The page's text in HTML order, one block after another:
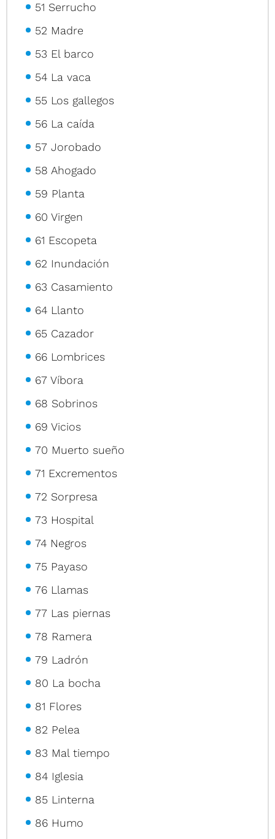
51 Serrucho
52 Madre
53 El barco
54 La vaca
55 Los gallegos
56 La caída
57 Jorobado
58 Ahogado
59 Planta
60 Virgen
61 Escopeta
62 Inundación
63 Casamiento
64 Llanto
65 Cazador
66 Lombrices
67 Víbora
68 Sobrinos
69 Vicios
70 Muerto sueño
71 Excrementos
72 Sorpresa
73 Hospital
74 Negros
75 Payaso
76 Llamas
77 Las piernas
78 Ramera
79 Ladrón
80 La bocha
81 Flores
82 Pelea
83 Mal tiempo
84 Iglesia
85 Linterna
86 Humo